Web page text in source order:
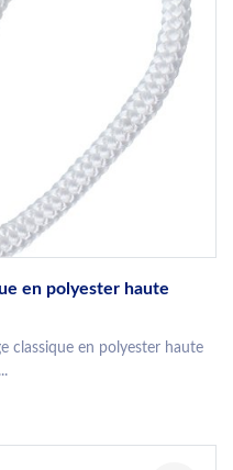
en polyester haute
classique en polyester haute